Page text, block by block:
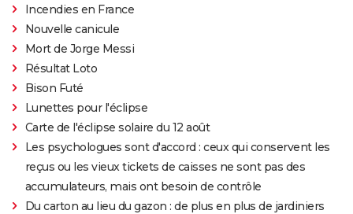
Incendies en France
Nouvelle canicule
Mort de Jorge Messi
Résultat Loto
Bison Futé
Lunettes pour l'éclipse
Carte de l'éclipse solaire du 12 août
Les psychologues sont d'accord : ceux qui conservent les
reçus ou les vieux tickets de caisses ne sont pas des
accumulateurs, mais ont besoin de contrôle
Du carton au lieu du gazon : de plus en plus de jardiniers